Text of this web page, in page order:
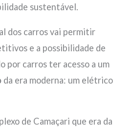
sustentável.
dos carros vai permitir
e a possibilidade de
por carros ter acesso a um
da era moderna: um elétrico
de Camaçari que era da